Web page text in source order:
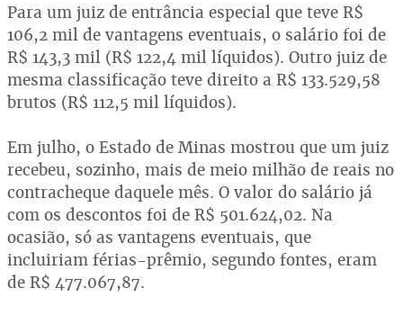
Para um juiz de entrância especial que teve R$
106,2 mil de vantagens eventuais, o salário foi de
R$ 143,3 mil (R$ 122,4 mil líquidos). Outro juiz de
mesma classificação teve direito a R$ 133.529,58
brutos (R$ 112,5 mil líquidos).
Em julho, o Estado de Minas mostrou que um juiz
recebeu, sozinho, mais de meio milhão de reais no
contracheque daquele mês. O valor do salário já
com os descontos foi de R$ 501.624,02. Na
ocasião, só as vantagens eventuais, que
incluiriam férias-prêmio, segundo fontes, eram
de R$ 477.067,87.